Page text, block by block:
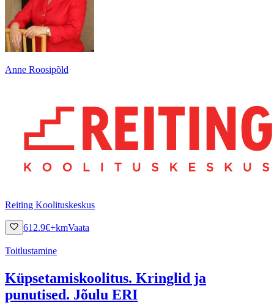
Anne Roosipõld
Reiting Koolituskeskus
612.9€+kmVaata
Toitlustamine
Küpsetamiskoolitus. Kringlid ja
punutised. Jõulu ERI